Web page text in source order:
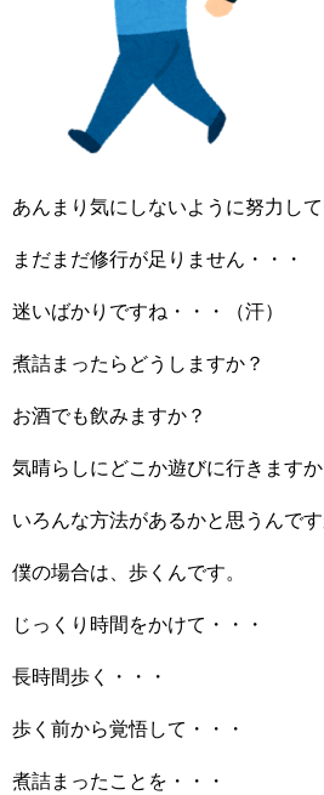
あんまり気にしないように努力し
まだまだ修行が足りません・・・
迷いばかりですね・・・（汗）
煮詰まったらどうしますか？
お酒でも飲みますか？
気晴らしにどこか遊びに行きますか
いろんな方法があるかと思うんです
僕の場合は、歩くんです。
じっくり時間をかけて・・・
長時間歩く・・・
歩く前から覚悟して・・・
煮詰まったことを・・・